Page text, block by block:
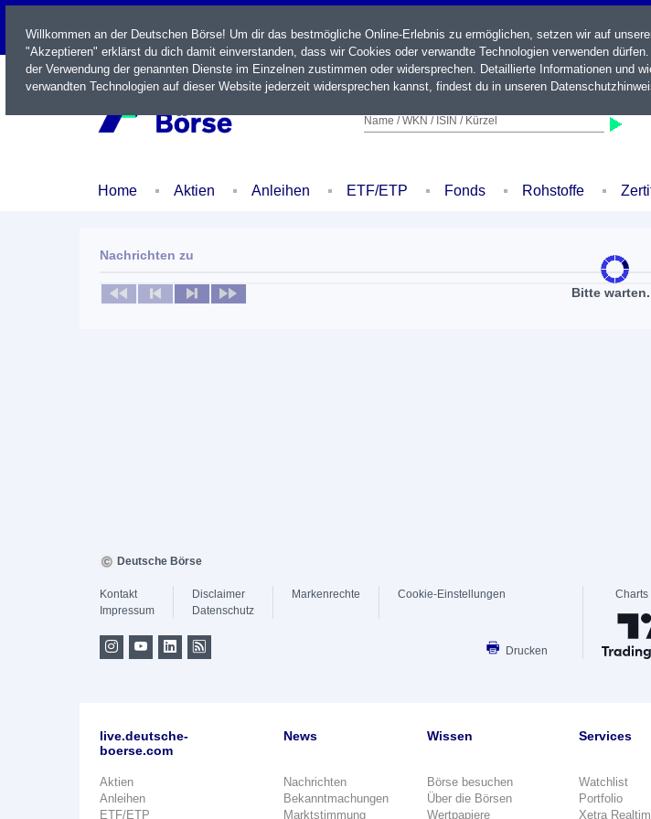
LIVE
Name / WKN / ISIN / Kürzel
Home Aktien Anleihen ETF/ETP Fonds Rohstoffe
Bitte
Nachrichten zu
Keine News verfügbar
Willkommen an der Deutschen Börse! Um dir das bestmögliche Online-Erlebnis zu ermöglichen, setzen wir auf
"Akzeptieren" erklärst du dich damit einverstanden, dass wir Cookies oder verwandte Technologien verwenden
der Verwendung der genannten Dienste im Einzelnen zustimmen oder widersprechen. Detaillierte Informationen und
verwandten Technologien auf dieser Website jederzeit widersprechen kannst, findest du in unseren
Deutsche Börse
Kontakt
Impressum
Disclaimer
Datenschutz
Markenrechte Cookie-Einstellungen
Drucken
Charts
live.deutsche-
boerse.com
Aktien
Anleihen
ETF/ETP
News
Nachrichten
Bekanntmachungen
Marktstimmung
Wissen
Börse besuchen
Über die Börsen
Wertpapiere
Services
Watchlist
Portfolio
Xetra